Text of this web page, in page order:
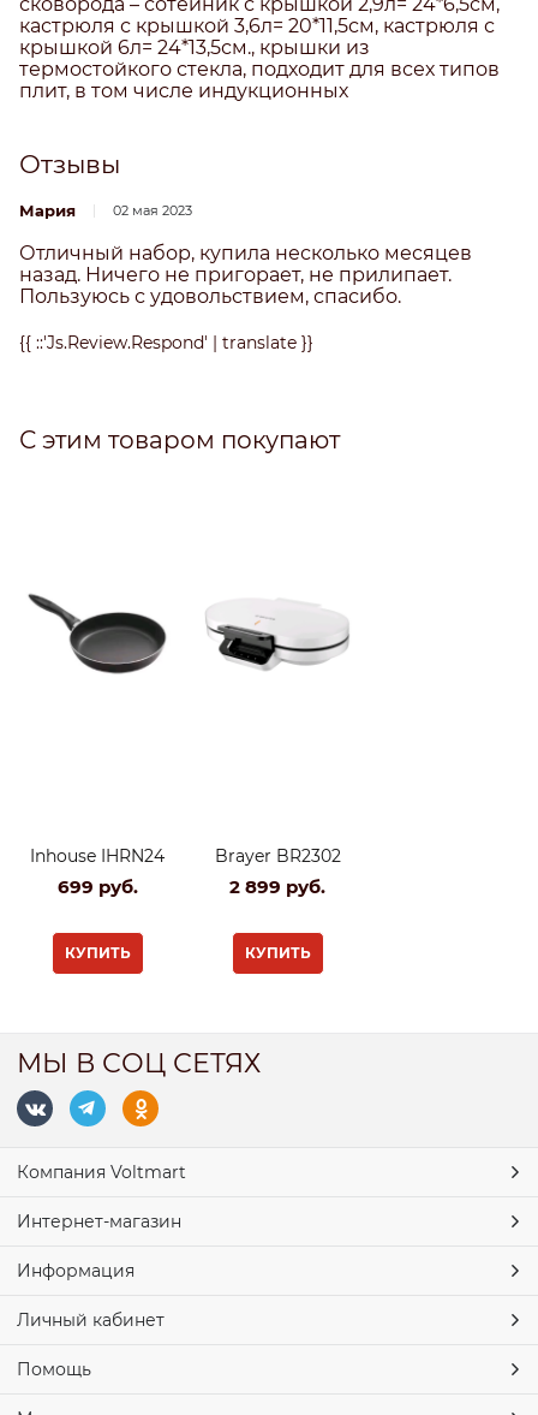
кастрюля с крышкой 3,6л= 20*11,5см, кастрюля с
крышкой 6л= 24*13,5см., крышки из
термостойкого стекла, подходит для всех типов
плит, в том числе индукционных
Отзывы
Мария 02 мая 2023
Отличный набор, купила несколько месяцев
назад. Ничего не пригорает, не прилипает.
Пользуюсь с удовольствием, спасибо.
{{ ::'Js.Review.Respond' | translate }}
С этим товаром покупают
Inhouse IHRN24
699 руб.
КУПИТЬ
Brayer BR2302
2 899 руб.
КУПИТЬ
МЫ В СОЦ СЕТЯХ
Компания Voltmart
Интернет-магазин
Информация
Личный кабинет
Помощь